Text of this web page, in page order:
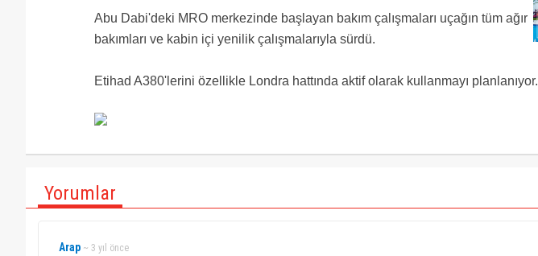
Abu Dabi'deki MRO merkezinde başlayan bakım çalışmaları uçağın tüm ağır
bakımları ve kabin içi yenilik çalışmalarıyla sürdü.
Etihad A380'lerini özellikle Londra hattında aktif olarak kullanmayı planlanıyor.
Yorumlar
Arap ~ 3 yıl önce